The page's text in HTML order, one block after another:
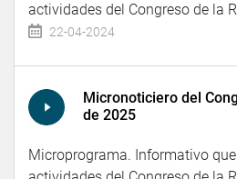
actividades del Congreso de la
22-04-2024
Micronoticiero del
de 2025
Microprograma. Informativo